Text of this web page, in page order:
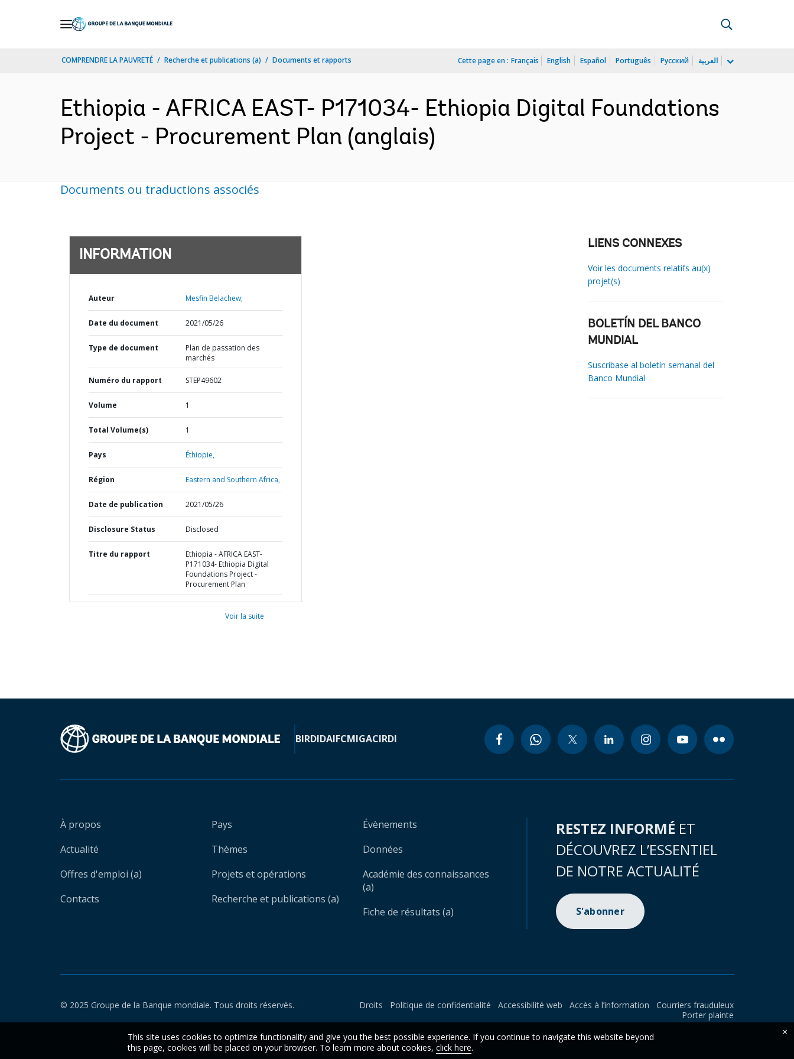
COMPRENDRE LA PAUVRETÉ Recherche et publications (a) Documents et rapports Cette page en : Français English Español Português Русский العربية
Ethiopia - AFRICA EAST- P171034- Ethiopia Digital Foundations
Project - Procurement Plan (anglais)
Documents ou traductions associés
INFORMATION
Auteur Mesfin Belachew;
Date du document 2021/05/26
Type de document
Plan de passation des
marchés
Numéro du rapport STEP49602
Volume 1
Total Volume(s) 1
Pays Éthiopie,
Région Eastern and Southern Africa,
Date de publication 2021/05/26
Disclosure Status Disclosed
Titre du rapport
Ethiopia - AFRICA EAST-
P171034- Ethiopia Digital
Foundations Project -
Procurement Plan
Voir la suite
LIENS CONNEXES
Voir les documents relatifs au(x)
projet(s)
BOLETÍN DEL BANCO
MUNDIAL
Suscríbase al boletín semanal del
Banco Mundial
BIRDIDAIFCMIGACIRDI
À propos
Actualité
Offres d'emploi (a)
Contacts
Pays
Thèmes
Projets et opérations
Recherche et publications (a)
Évènements
Données
Académie des connaissances
(a)
Fiche de résultats (a)
RESTEZ INFORMÉ ET
DÉCOUVREZ L’ESSENTIEL
DE NOTRE ACTUALITÉ
S'abonner
© 2025 Groupe de la Banque mondiale. Tous droits réservés. Droits Politique de confidentialité Accessibilité web Accès à l’information
Courriers frauduleux
Porter plainte
This site uses cookies to optimize functionality and give you the best possible experience. If you continue to navigate this website beyond
this page, cookies will be placed on your browser. To learn more about cookies, click here.
×